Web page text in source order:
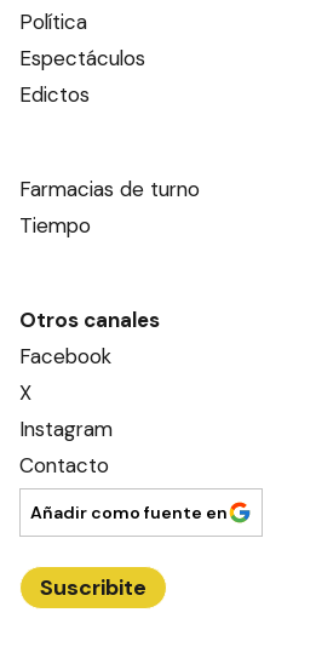
Política
Espectáculos
Edictos
Farmacias de turno
Tiempo
Otros canales
Facebook
X
Instagram
Contacto
Añadir como fuente en
Suscribite